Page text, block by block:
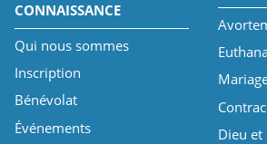
CONNAISSANCE
Qui nous sommes
Inscription
Bénévolat
Événements
Dieu